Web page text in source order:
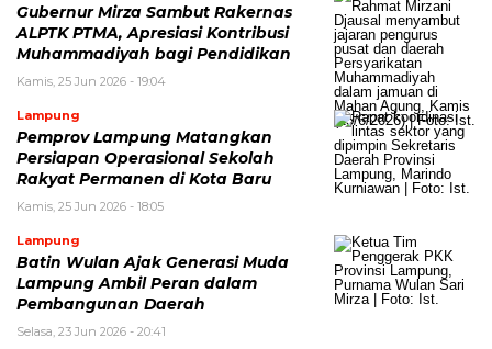
Gubernur Mirza Sambut Rakernas
ALPTK PTMA, Apresiasi Kontribusi
Muhammadiyah bagi Pendidikan
Kamis, 25 Jun 2026 - 19:04
Lampung
Pemprov Lampung Matangkan
Persiapan Operasional Sekolah
Rakyat Permanen di Kota Baru
Kamis, 25 Jun 2026 - 18:05
Lampung
Batin Wulan Ajak Generasi Muda
Lampung Ambil Peran dalam
Pembangunan Daerah
Selasa, 23 Jun 2026 - 20:41